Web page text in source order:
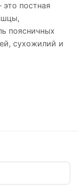
постная
поясничных
сухожилий и